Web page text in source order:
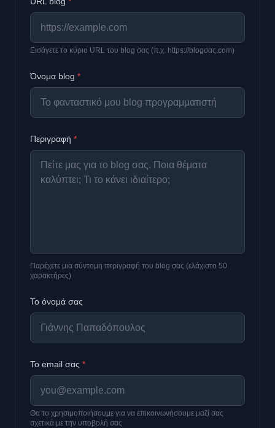
Εισάγετε το κύριο URL του blog σας (π.χ. https://blogσας.com)
Όνομα blog *
Περιγραφή *
Παρέχετε μια σύντομη περιγραφή του blog σας (ελάχιστο 50
χαρακτήρες)
Το όνομά σας
Το email σας *
Θα το χρησιμοποιήσουμε για να επικοινωνήσουμε μαζί σας
σχετικά με την υποβολή σας